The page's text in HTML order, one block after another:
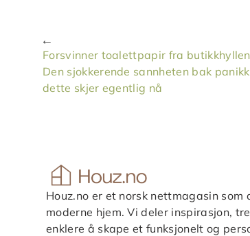
Forsvinner toalettpapir fra
Den sjokkerende sannheten bak
dette skjer egentlig nå
Houz.no er et norsk nettmagasin
moderne hjem. Vi deler inspirasjon,
enklere å skape et funksjonelt og